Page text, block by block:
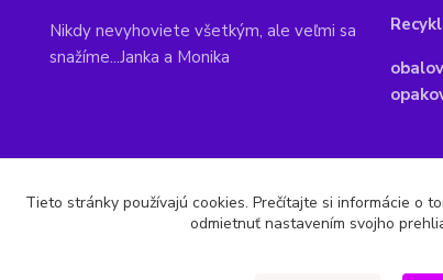
Nikdy nevyhoviete všetkým, ale veľmi sa
snažíme...Janka a Monika
Tieto stránky používajú cookies. Prečítajte si informácie o
odmietnuť nastavením svojho